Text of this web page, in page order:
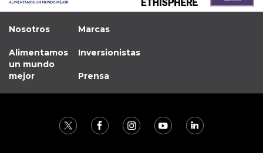
Nosotros
Alimentamos
un mundo
mejor
Marcas
Inversionistas
Prensa